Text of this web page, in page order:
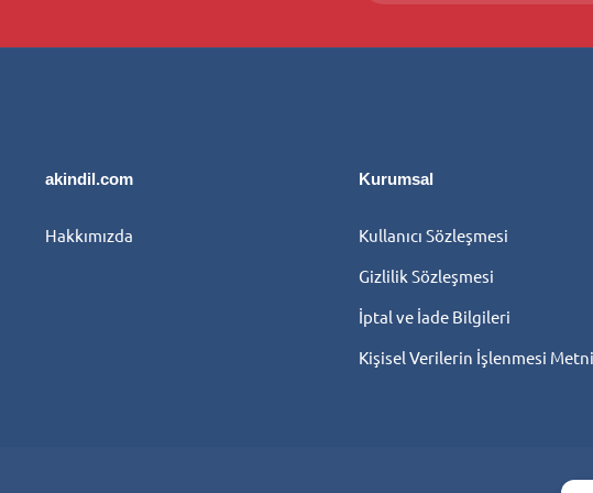
akindil.com
Hakkımızda
Kurumsal
Kullanıcı Sözleşmesi
Gizlilik Sözleşmesi
İptal ve İade Bilgileri
Kişisel Verilerin İşlenmesi